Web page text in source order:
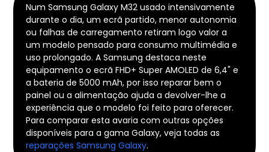
Num Samsung Galaxy M32 usado intensivamente
durante o dia, um ecrã partido, menor autonomia
ou falhas de carregamento retiram logo valor a
um modelo pensado para consumo multimédia e
uso prolongado. A Samsung destaca neste
equipamento o ecrã FHD+ Super AMOLED de 6,4" e
a bateria de 5000 mAh, por isso reparar bem o
painel ou a alimentação ajuda a devolver-lhe a
experiência que o modelo foi feito para oferecer.
Para comparar esta avaria com outras opções
disponíveis para a gama Galaxy, veja todas as
reparações Samsung Galaxy.